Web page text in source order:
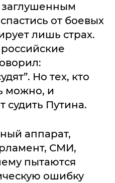
заглушенным
от боевых
лишь страх.
Но тех, кто
можно, и
судить Путина.
аппарат,
СМИ,
пытаются
ошибку